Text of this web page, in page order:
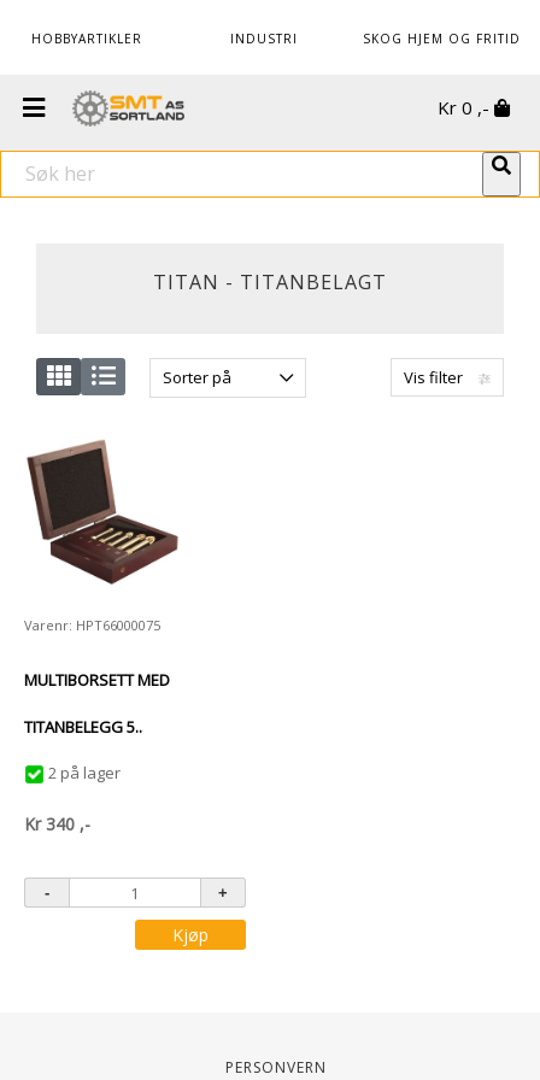
HOBBYARTIKLER INDUSTRI SKOG HJEM OG FRITID
Kr 0 ,-
TITAN - TITANBELAGT
Vis filter
Sorter på
Varenr: HPT66000075
MULTIBORSETT MED
TITANBELEGG 5..
2 på lager
Kr340 ,-
Kjøp
Personvern